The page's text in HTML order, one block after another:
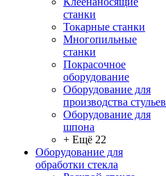
станки
Токарные станки
Многопильные
станки
Покрасочное
оборудование
Оборудование для
производства стульев
Оборудование для
шпона
+ Ещё 22
Оборудование для
обработки стекла